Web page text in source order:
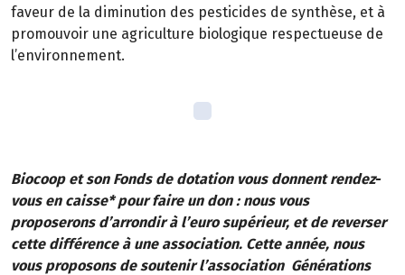
faveur de la diminution des pesticides de synthèse, et à
promouvoir une agriculture biologique respectueuse de
l’environnement.
Biocoop et son Fonds de dotation vous donnent rendez-
vous en caisse* pour faire un don : nous vous
proposerons d’arrondir à l’euro supérieur, et de reverser
cette différence à une association. Cette année, nous
vous proposons de soutenir l’association Générations